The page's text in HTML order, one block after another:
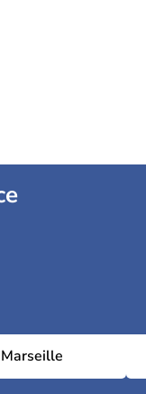
Marseille